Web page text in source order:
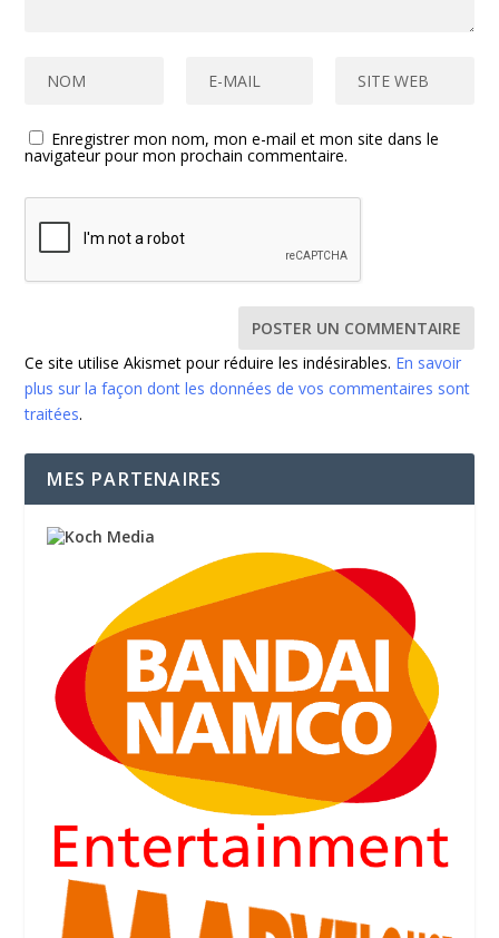
Enregistrer mon nom, mon e-mail et mon site dans le
navigateur pour mon prochain commentaire.
Ce site utilise Akismet pour réduire les indésirables. En savoir
plus sur la façon dont les données de vos commentaires sont
traitées.
MES PARTENAIRES